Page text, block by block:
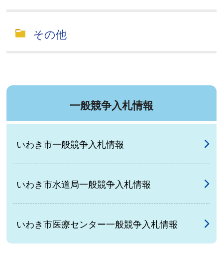
その他
一般競争入札情報
いわき市一般競争入札情報
いわき市水道局一般競争入札情報
いわき市医療センター一般競争入札情報